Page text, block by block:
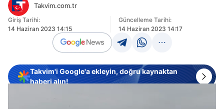
Takvim.com.tr
Giriş Tarihi:
14 Haziran 2023 14:15
Güncelleme Tarihi:
14 Haziran 2023 14:17
Takvim'i Google'a ekleyin, doğru kaynaktan
haberi alın!